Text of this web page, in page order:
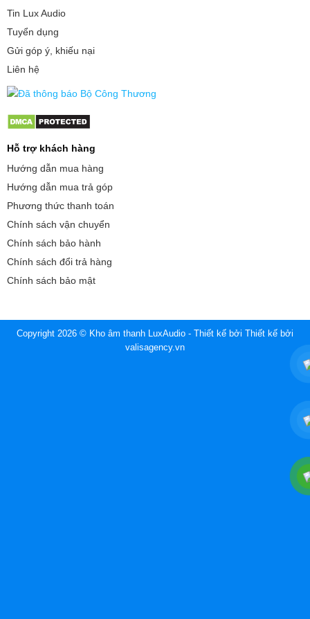
Tin Lux Audio
Tuyển dụng
Gửi góp ý, khiếu nại
Liên hệ
Hỗ trợ khách hàng
Hướng dẫn mua hàng
Hướng dẫn mua trả góp
Phương thức thanh toán
Chính sách vận chuyển
Chính sách bảo hành
Chính sách đổi trả hàng
Chính sách bảo mật
Copyright 2026 © Kho âm thanh LuxAudio - Thiết kế bởi Thiết kế bởi
valisagency.vn